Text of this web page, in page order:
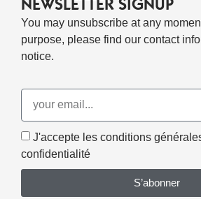
You may unsubscribe at any
purpose, please find our contact
notice.
J'accepte les conditions
confidentialité
S’abonner